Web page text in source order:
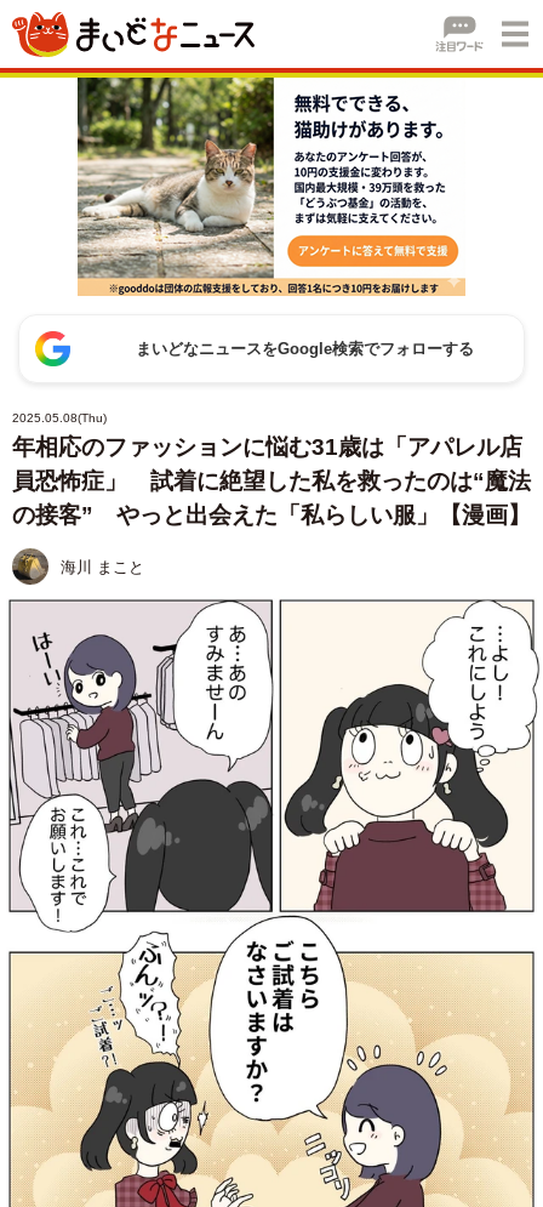
まいどなニュースをGoogle検索でフォローする
2025.05.08(Thu)
年相応のファッションに悩む31歳は「アパレル店
員恐怖症」 試着に絶望した私を救ったのは“魔法
の接客” やっと出会えた「私らしい服」【漫画】
海川 まこと